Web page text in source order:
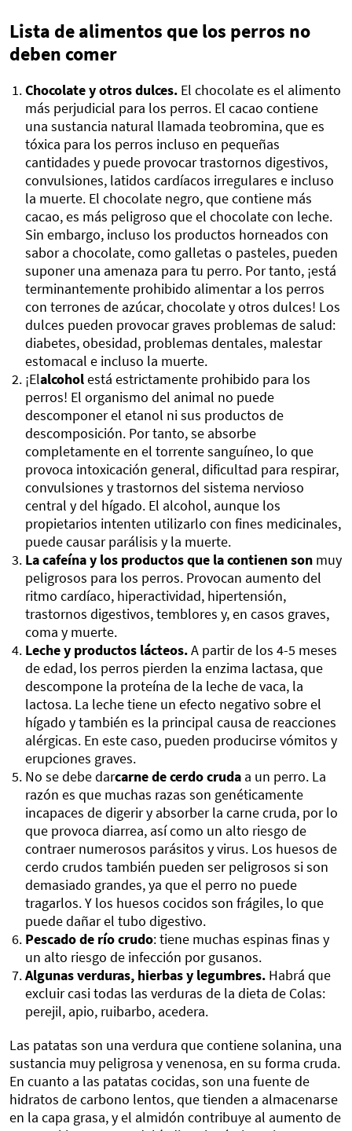
Lista de alimentos que los perros no
deben comer
Chocolate y otros dulces. El chocolate es el alimento
más perjudicial para los perros. El cacao contiene
una sustancia natural llamada teobromina, que es
tóxica para los perros incluso en pequeñas
cantidades y puede provocar trastornos digestivos,
convulsiones, latidos cardíacos irregulares e incluso
la muerte. El chocolate negro, que contiene más
cacao, es más peligroso que el chocolate con leche.
Sin embargo, incluso los productos horneados con
sabor a chocolate, como galletas o pasteles, pueden
suponer una amenaza para tu perro. Por tanto, ¡está
terminantemente prohibido alimentar a los perros
con terrones de azúcar, chocolate y otros dulces! Los
dulces pueden provocar graves problemas de salud:
diabetes, obesidad, problemas dentales, malestar
estomacal e incluso la muerte.
¡Elalcoholestá estrictamente prohibido para los
perros! El organismo del animal no puede
descomponer el etanol ni sus productos de
descomposición. Por tanto, se absorbe
completamente en el torrente sanguíneo, lo que
provoca intoxicación general, dificultad para respirar,
convulsiones y trastornos del sistema nervioso
central y del hígado. El alcohol, aunque los
propietarios intenten utilizarlo con fines medicinales,
puede causar parálisis y la muerte.
La cafeína y los productos que la contienen son muy
peligrosos para los perros. Provocan aumento del
ritmo cardíaco, hiperactividad, hipertensión,
trastornos digestivos, temblores y, en casos graves,
coma y muerte.
Leche y productos lácteos.A partir de los 4-5 meses
de edad, los perros pierden la enzima lactasa, que
descompone la proteína de la leche de vaca, la
lactosa. La leche tiene un efecto negativo sobre el
hígado y también es la principal causa de reacciones
alérgicas. En este caso, pueden producirse vómitos y
erupciones graves.
No se debe darcarne de cerdo cruda a un perro. La
razón es que muchas razas son genéticamente
incapaces de digerir y absorber la carne cruda, por lo
que provoca diarrea, así como un alto riesgo de
contraer numerosos parásitos y virus. Los huesos de
cerdo crudos también pueden ser peligrosos si son
demasiado grandes, ya que el perro no puede
tragarlos. Y los huesos cocidos son frágiles, lo que
puede dañar el tubo digestivo.
Pescado de río crudo: tiene muchas espinas finas y
un alto riesgo de infección por gusanos.
Algunas verduras, hierbas y legumbres. Habrá que
excluir casi todas las verduras de la dieta de Colas:
perejil, apio, ruibarbo, acedera.
Las patatas son una verdura que contiene solanina, una
sustancia muy peligrosa y venenosa, en su forma cruda.
En cuanto a las patatas cocidas, son una fuente de
hidratos de carbono lentos, que tienden a almacenarse
en la capa grasa, y el almidón contribuye al aumento de